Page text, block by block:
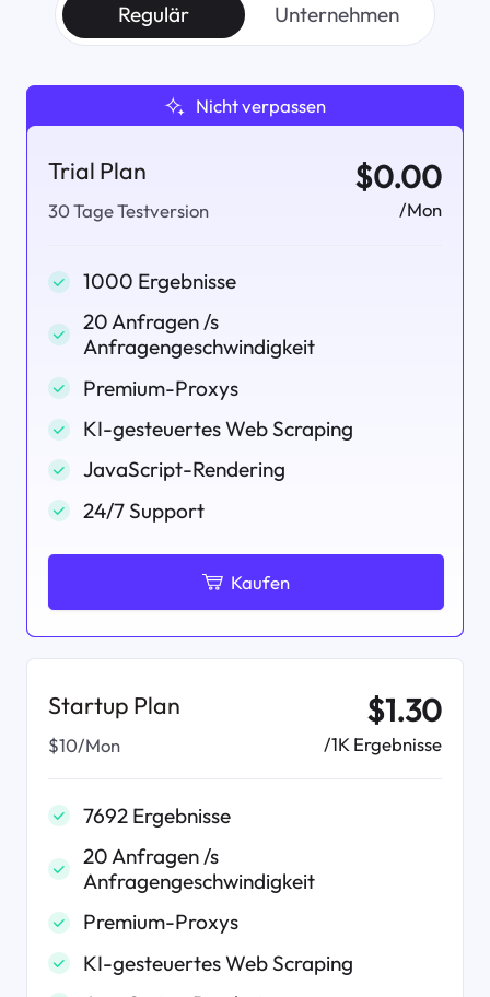
Regulär Unternehmen
Nicht verpassen
Trial Plan
30 Tage Testversion
$0.00
/Mon
1000 Ergebnisse
20 Anfragen /s
Anfragengeschwindigkeit
Premium-Proxys
KI-gesteuertes Web Scraping
JavaScript-Rendering
24/7 Support
Kaufen
Startup Plan
$10/Mon
$1.30
/1K Ergebnisse
7692 Ergebnisse
20 Anfragen /s
Anfragengeschwindigkeit
Premium-Proxys
KI-gesteuertes Web Scraping